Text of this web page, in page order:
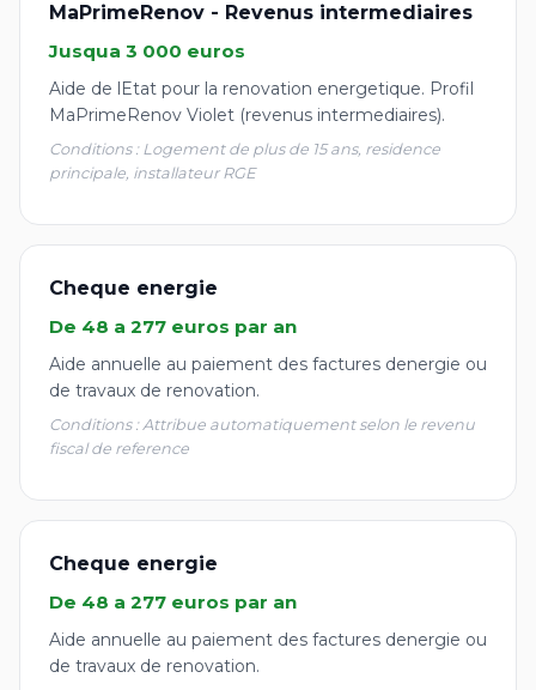
MaPrimeRenov - Revenus intermediaires
Jusqua 3 000 euros
Aide de lEtat pour la renovation energetique. Profil
MaPrimeRenov Violet (revenus intermediaires).
Conditions : Logement de plus de 15 ans, residence
principale, installateur RGE
Cheque energie
De 48 a 277 euros par an
Aide annuelle au paiement des factures denergie ou
de travaux de renovation.
Conditions : Attribue automatiquement selon le revenu
fiscal de reference
Cheque energie
De 48 a 277 euros par an
Aide annuelle au paiement des factures denergie ou
de travaux de renovation.